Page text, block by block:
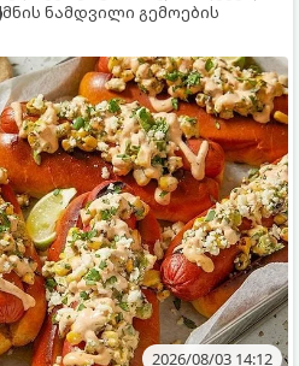
ნამდვილი გემოების
2026/08/03 14:12